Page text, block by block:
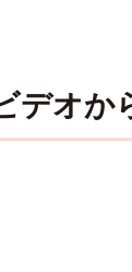
デオか